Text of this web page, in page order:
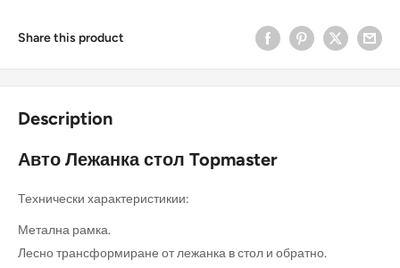
Share this product
Description
Авто Лежанка стол Topmaster
Технически характеристикии:
Метална рамка.
Лесно трансформиране от лежанка в стол и обратно.